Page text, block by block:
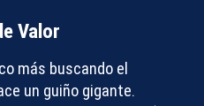
Valor
más buscando el
un guiño gigante.